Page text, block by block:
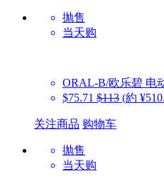
抛售
当天购
ORAL-B/欧乐碧 电
$75.71 $113 (約
关注商品 购物车
抛售
当天购